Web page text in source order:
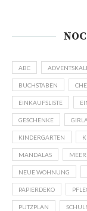
ABC
BUCHSTABEN
EINKAUFSLISTE
GESCHENKE
KINDERGARTEN
MANDALAS
NEUE WOHNUNG
PAPIERDEKO
PUTZPLAN